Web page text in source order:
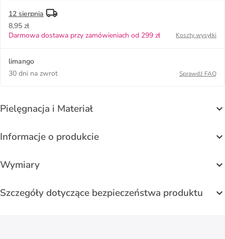
12 sierpnia
8,95 zł
Darmowa dostawa przy zamówieniach od 299 zł
Koszty wysyłki
limango
30 dni na zwrot
Sprawdź FAQ
Pielęgnacja i Materiał
Informacje o produkcie
Wymiary
Szczegóły dotyczące bezpieczeństwa produktu